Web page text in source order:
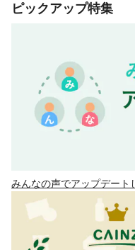
ピックアップ特集
みんなの声でアップデート